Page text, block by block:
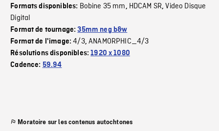
Formats disponibles: Bobine 35 mm, HDCAM SR,Video Disque
Digital
Format de tournage:35mm neg b&w
Format de l'image:4/3,ANAMORPHIC_4/3
Résolutions disponibles:1920 x 1080
Cadence: 59.94
Moratoire sur les contenus autochtones